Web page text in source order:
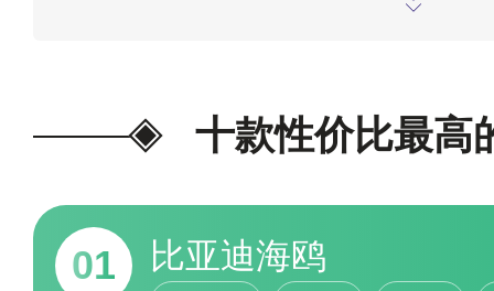
排行情况”等因素综合判断得
单，仅供娱乐参考，欢迎在文
十款性价比最高
01 比亚迪海鸥